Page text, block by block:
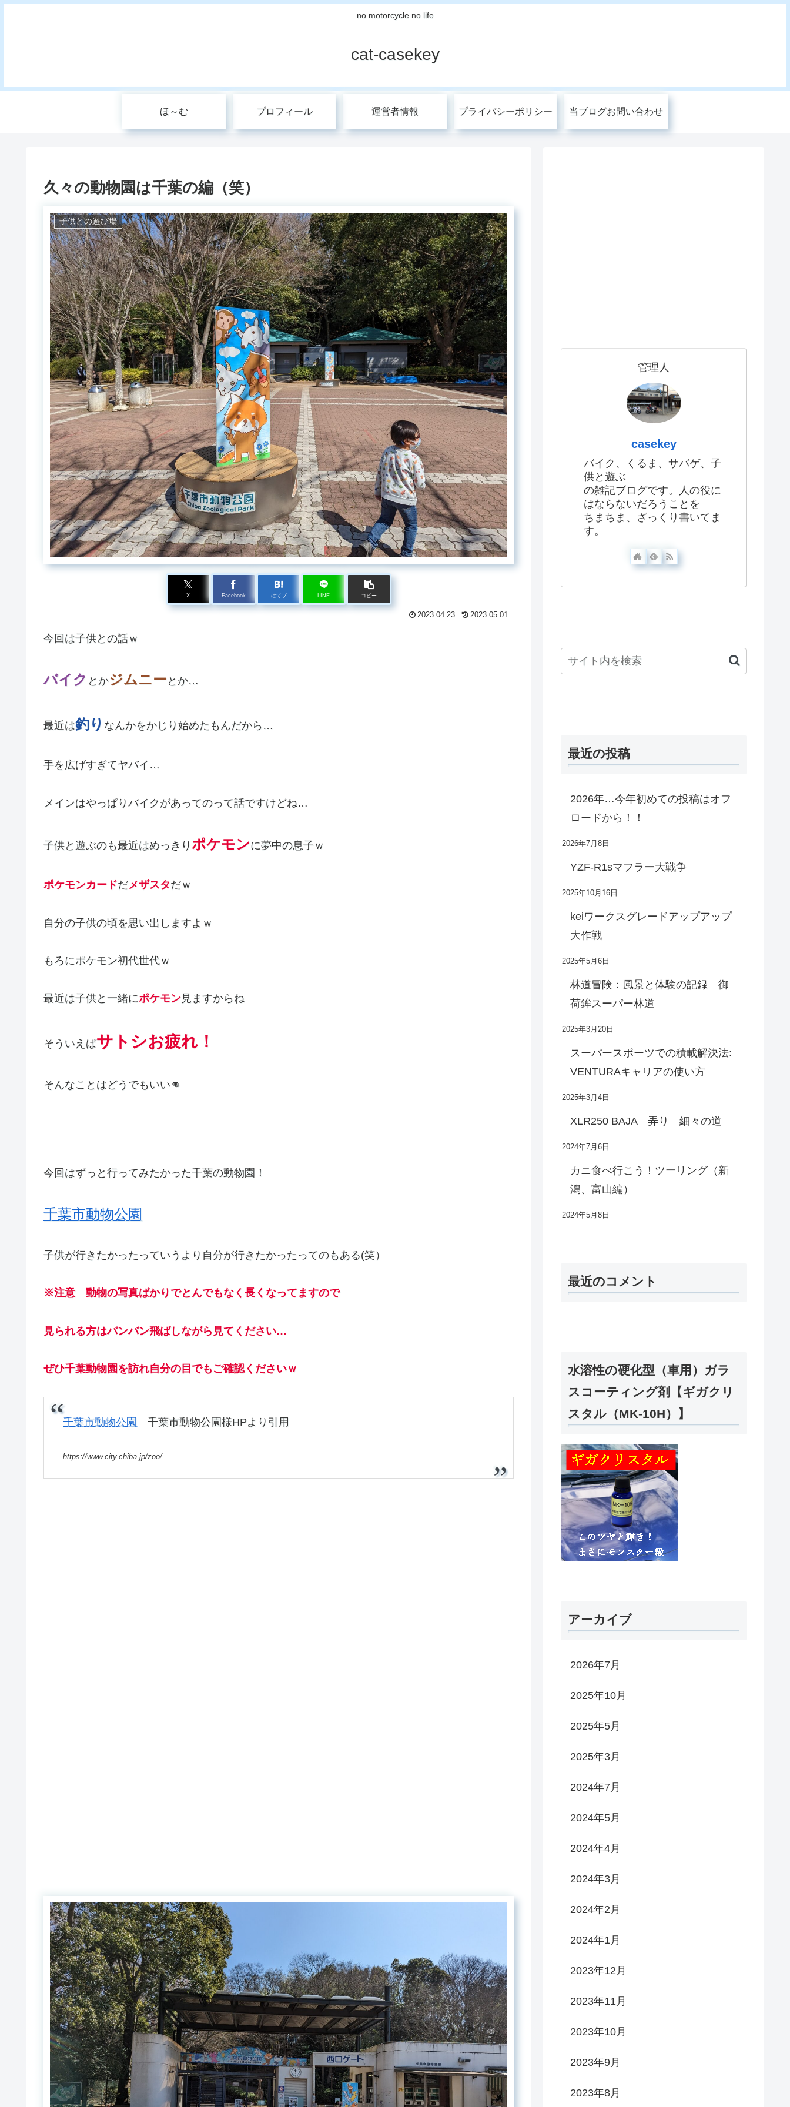
no motorcycle no life
cat-casekey
ほ～む プロフィール 運営者情報 プライバシーポリシー 当ブログお問い合わせ
久々の動物園は千葉の編（笑）
子供との遊び場
X Facebook はてブ LINE コピー
2023.04.23 2023.05.01
今回は子供との話ｗ
バイク とかジムニー とか…
最近は釣り なんかをかじり始めたもんだから…
手を広げすぎてヤバイ…
メインはやっぱりバイクがあってのって話ですけどね…
子供と遊ぶのも最近はめっきり ポケモンに夢中の息子ｗ
ポケモンカードだメザスタだｗ
自分の子供の頃を思い出しますよｗ
もろにポケモン初代世代ｗ
最近は子供と一緒にポケモン見ますからね
そういえばサトシお疲れ！
そんなことはどうでもいい👊
今回はずっと行ってみたかった千葉の動物園！
千葉市動物公園
子供が行きたかったっていうより自分が行きたかったってのもある(笑）
※注意 動物の写真ばかりでとんでもなく長くなってますので
見られる方はバンバン飛ばしながら見てください…
ぜひ千葉動物園を訪れ自分の目でもご確認くださいｗ
千葉市動物公園 千葉市動物公園様HPより引用
https://www.city.chiba.jp/zoo/
管理人
casekey
バイク、くるま、サバゲ、子
供と遊ぶ
の雑記ブログです。人の役に
はならないだろうことを
ちまちま、ざっくり書いてま
す。
最近の投稿
2026年…今年初めての投稿はオフ
ロードから！！
2026年7月8日
YZF-R1sマフラー大戦争
2025年10月16日
keiワークスグレードアップアップ
大作戦
2025年5月6日
林道冒険：風景と体験の記録 御
荷鉾スーパー林道
2025年3月20日
スーパースポーツでの積載解決法:
VENTURAキャリアの使い方
2025年3月4日
XLR250 BAJA 弄り 細々の道
2024年7月6日
カニ食べ行こう！ツーリング（新
潟、富山編）
2024年5月8日
最近のコメント
水溶性の硬化型（車用）ガラ
スコーティング剤【ギガクリ
スタル（MK-10H）】
アーカイブ
2026年7月
2025年10月
2025年5月
2025年3月
2024年7月
2024年5月
2024年4月
2024年3月
2024年2月
2024年1月
2023年12月
2023年11月
2023年10月
2023年9月
2023年8月